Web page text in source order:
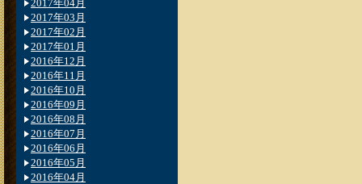
2017年04月
2017年03月
2017年02月
2017年01月
2016年12月
2016年11月
2016年10月
2016年09月
2016年08月
2016年07月
2016年06月
2016年05月
2016年04月